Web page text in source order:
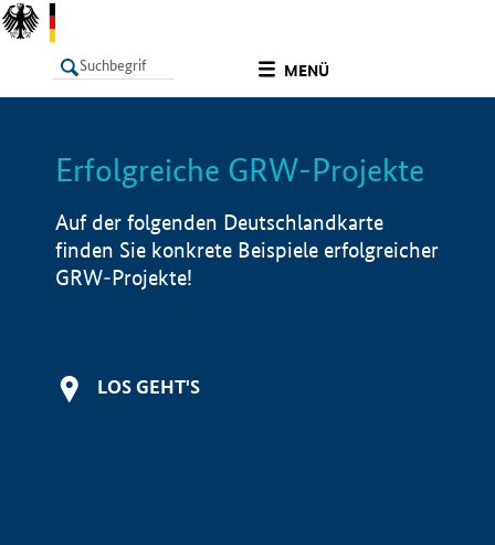
MENÜ
LISTE Info
Erfolgreiche GRW-Projekte
Auf der folgenden Deutschlandkarte
finden Sie konkrete Beispiele erfolgreicher
GRW-Projekte!
LOS GEHT'S